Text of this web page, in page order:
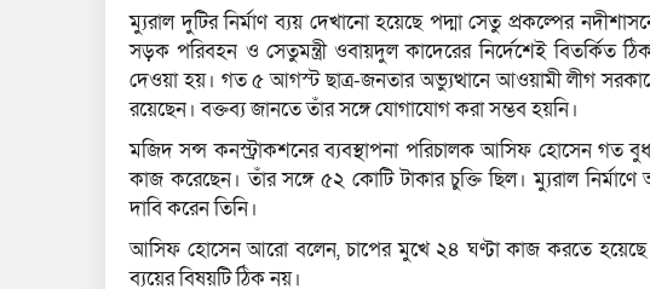
ম্যুরাল দুটির নির্মাণ ব্যয় দেখানো হয়েছে পদ্মা সেতু প্রকল্পের
সড়ক পরিবহন ও সেতুমন্ত্রী ওবায়দুল কাদেরের নির্দেশেই বিতর্কিত
দেওয়া হয়। গত ৫ আগস্ট ছাত্র-জনতার অভ্যুত্থানে আওয়ামী লীগ
রয়েছেন। বক্তব্য জানতে তাঁর সঙ্গে যোগাযোগ করা সম্ভব হয়নি।
মজিদ সন্স কনস্ট্রাকশনের ব্যবস্থাপনা পরিচালক আসিফ হোসেন গত
কাজ করেছেন। তাঁর সঙ্গে ৫২ কোটি টাকার চুক্তি ছিল। ম্যুরাল
দাবি করেন তিনি।
আসিফ হোসেন আরো বলেন, চাপের মুখে ২৪ ঘণ্টা কাজ করতে
ব্যয়ের বিষয়টি ঠিক নয়।